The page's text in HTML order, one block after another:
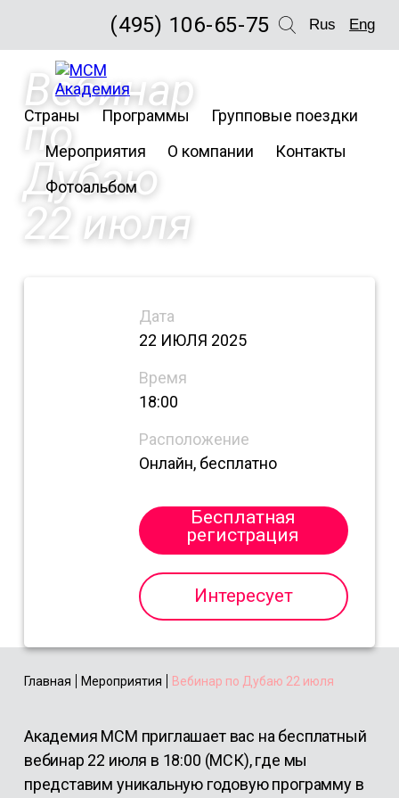
(495) 106-65-75 Rus Eng
Страны Программы
Групповые поездки
Мероприятия
О компании
Контакты
Фотоальбом
Вебинар
по
Дубаю
22 июля
Дата
22 ИЮЛЯ 2025
Время
18:00
Расположение
Онлайн, бесплатно
Бесплатная
регистрация
Интересует
Главная Мероприятия Вебинар по Дубаю 22 июля
Академия МСМ приглашает вас на бесплатный
вебинар 22 июля в 18:00 (МСК), где мы
представим уникальную годовую программу в